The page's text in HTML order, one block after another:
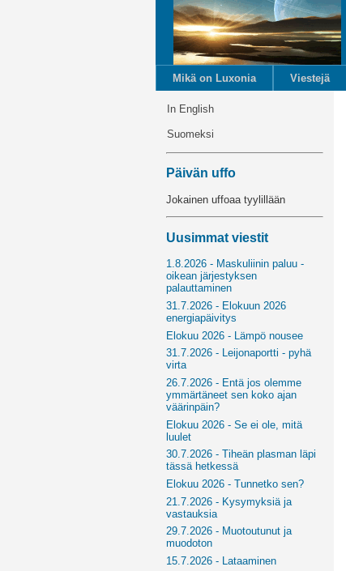
Mikä on Luxonia Viestejä
In English
Suomeksi
Päivän uffo
Jokainen uffoaa tyylillään
Uusimmat viestit
1.8.2026 - Maskuliinin paluu -
oikean järjestyksen
palauttaminen
31.7.2026 - Elokuun 2026
energiapäivitys
Elokuu 2026 - Lämpö nousee
31.7.2026 - Leijonaportti - pyhä
virta
26.7.2026 - Entä jos olemme
ymmärtäneet sen koko ajan
väärinpäin?
Elokuu 2026 - Se ei ole, mitä
luulet
30.7.2026 - Tiheän plasman läpi
tässä hetkessä
Elokuu 2026 - Tunnetko sen?
21.7.2026 - Kysymyksiä ja
vastauksia
29.7.2026 - Muotoutunut ja
muodoton
15.7.2026 - Lataaminen